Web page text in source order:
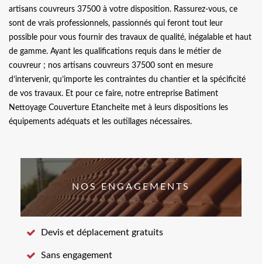
artisans couvreurs 37500 à votre disposition. Rassurez-vous, ce
sont de vrais professionnels, passionnés qui feront tout leur
possible pour vous fournir des travaux de qualité, inégalable et haut
de gamme. Ayant les qualifications requis dans le métier de
couvreur ; nos artisans couvreurs 37500 sont en mesure
d’intervenir, qu’importe les contraintes du chantier et la spécificité
de vos travaux. Et pour ce faire, notre entreprise Batiment
Nettoyage Couverture Etancheite met à leurs dispositions les
équipements adéquats et les outillages nécessaires.
NOS ENGAGEMENTS
Devis et déplacement gratuits
Sans engagement